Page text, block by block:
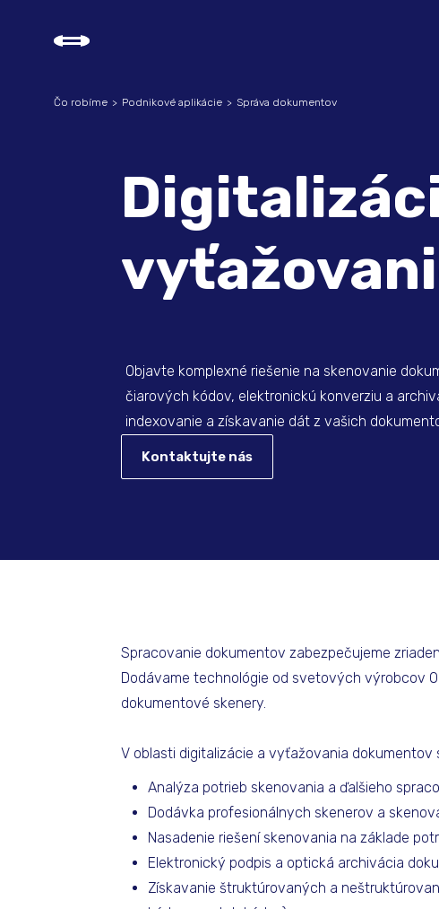
Objavte komplexné riešenie na skenovanie
čiarových kódov, elektronickú konverziu a
indexovanie a získavanie dát z vašich
Kontaktujte nás
Čo robíme Podnikové aplikácie Správa dokumentov
Spracovanie dokumentov zabezpečujeme
Dodávame technológie od svetových výrobcov
dokumentové skenery.
V oblasti digitalizácie a vyťažovania dokumentov
Analýza potrieb skenovania a ďalšieho
Dodávka profesionálnych skenerov a
Nasadenie riešení skenovania na základe
Elektronický podpis a optická archivácia
Získavanie štruktúrovaných a